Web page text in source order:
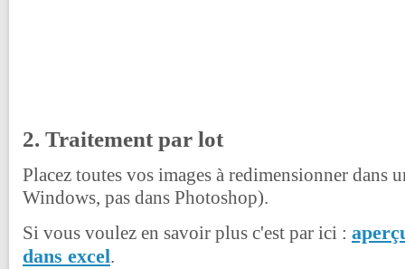
2. Traitement par lot
Placez toutes vos images à redimensionner dans
Windows, pas dans Photoshop).
Si vous voulez en savoir plus c'est par ici :
dans excel.